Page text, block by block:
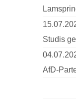
Studis
AfD-